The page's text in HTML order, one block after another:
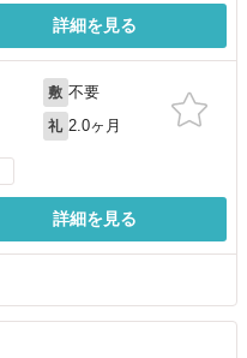
詳細を見る
敷 不要
礼 2.0ヶ月
詳細を見る